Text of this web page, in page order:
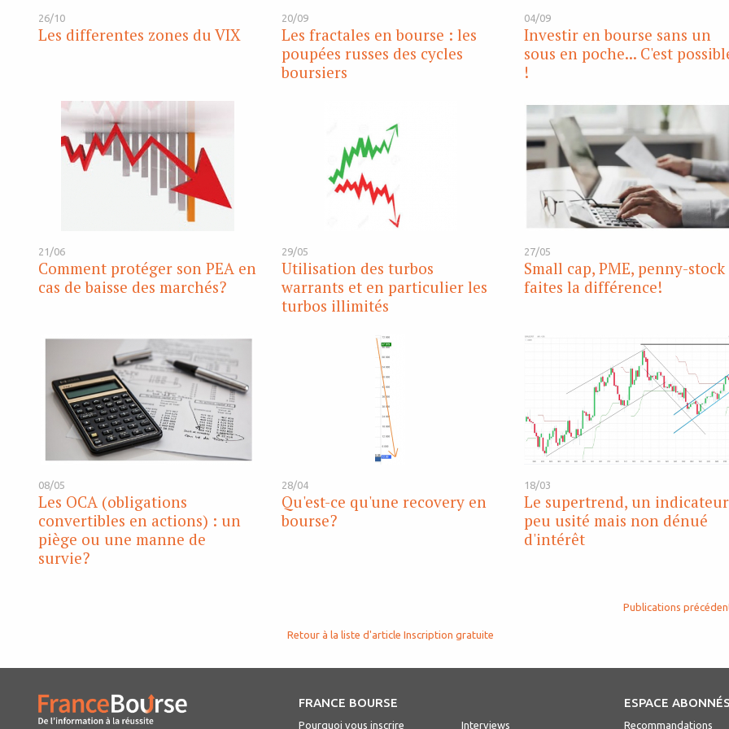
26/10
Les differentes zones du VIX
20/09
Les fractales en bourse : les
poupées russes des cycles
boursiers
04/09
Investir en bourse sans un
sous en poche... C'est
!
21/06
Comment protéger son PEA en
cas de baisse des marchés?
29/05
Utilisation des turbos
warrants et en particulier les
turbos illimités
27/05
Small cap, PME, penny-
faites la différence!
08/05
Les OCA (obligations
convertibles en actions) : un
piège ou une manne de
survie?
28/04
Qu'est-ce qu'une recovery en
bourse?
18/03
Le supertrend, un indicateur
peu usité mais non dénué
d'intérêt
Publications
Retour à la liste d'article Inscription gratuite
FRANCE BOURSE
Pourquoi vous inscrire Interviews
ESPACE
Recommandations